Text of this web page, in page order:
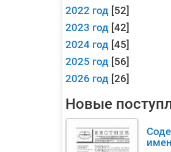
2022 год [52]
2023 год [42]
2024 год [45]
2025 год [56]
2026 год [26]
Новые